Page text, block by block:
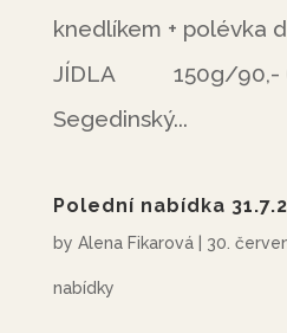
knedlíkem + polévka
JÍDLA 150g/90,-
Segedinský...
Polední nabídka
by Alena Fikarová| 30.
nabídky